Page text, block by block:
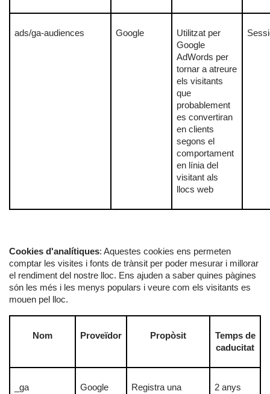
ads/ga-audiences Google
Utilitzat per
Google
AdWords per
tornar a atreure
els visitants
que
probablement
es convertiran
en clients
segons el
comportament
en línia del
visitant als
llocs web
Cookies d'analítiques: Aquestes cookies ens permeten
comptar les visites i fonts de trànsit per poder mesurar i millorar
el rendiment del nostre lloc. Ens ajuden a saber quines pàgines
són les més i les menys populars i veure com els visitants es
mouen pel lloc.
Nom Proveïdor Propòsit
Temps de
caducitat
_ga Google
Registra una
2 anys